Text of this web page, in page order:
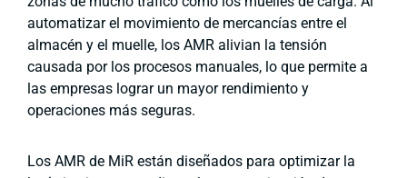
automatizar el movimiento de mercancías entre el
almacén y el muelle, los AMR alivian la tensión
causada por los procesos manuales, lo que permite a
las empresas lograr un mayor rendimiento y
operaciones más seguras.
Los AMR de MiR están diseñados para optimizar la